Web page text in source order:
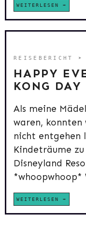
WEITERLESEN
REISEBERICHT ➤
HAPPY
KONG DAY
Als meine
waren, konnten
nicht entgehen
Kindeträume
Disneyland
*whoopwhoop*
WEITERLESEN